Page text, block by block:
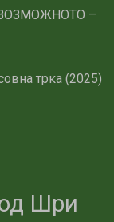
–
трка (2025)
Шри